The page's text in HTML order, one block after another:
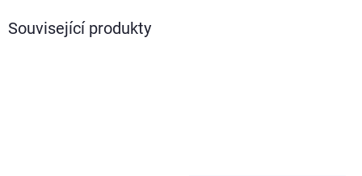
Související produkty